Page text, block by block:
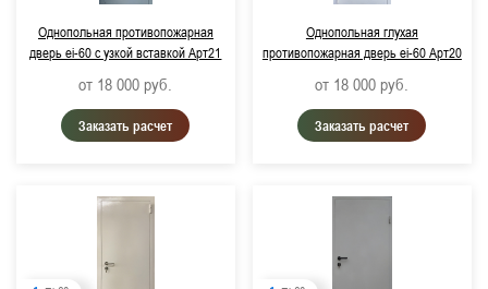
Однопольная противопожарная
дверь ei-60 с узкой вставкой Арт21
от 18 000 руб.
Заказать расчет
Однопольная глухая
противопожарная дверь ei-60 Арт20
от 18 000 руб.
Заказать расчет